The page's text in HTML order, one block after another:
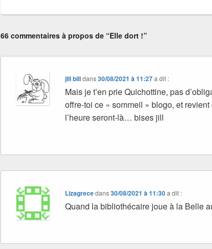
66 commentaires à propos de “Elle dort !”
jill billdans30/08/2021 à 11:27a dit :
Mais je t’en prie Quichottine, pas
offre-toi ce « sommeil » blogo, et revient
l’heure seront-là… bises jill
Lizagrecedans30/08/2021 à 11:30a dit :
Quand la bibliothécaire joue à la Belle